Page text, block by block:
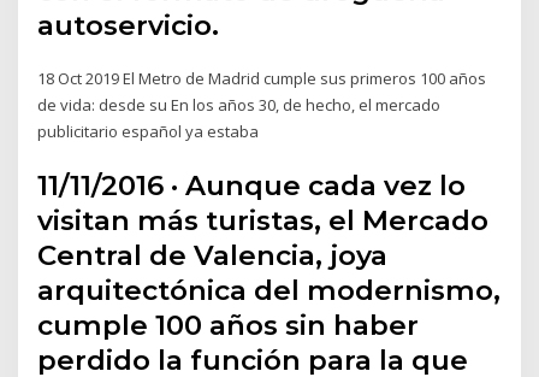
autoservicio.
18 Oct 2019 El Metro de Madrid cumple sus primeros 100 años
de vida: desde su En los años 30, de hecho, el mercado
publicitario español ya estaba
11/11/2016 · Aunque cada vez lo
visitan más turistas, el Mercado
Central de Valencia, joya
arquitectónica del modernismo,
cumple 100 años sin haber
perdido la función para la que